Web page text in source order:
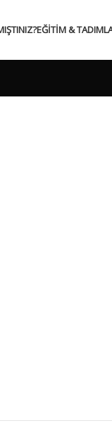
EĞITIM &